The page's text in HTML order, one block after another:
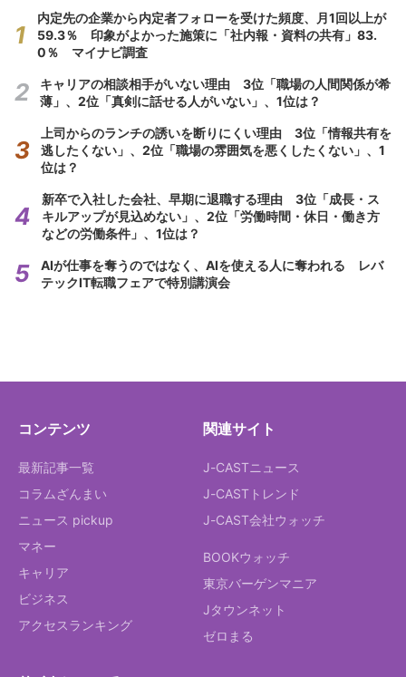
内定先の企業から内定者フォローを受けた頻度、月1回以上が
59.3％ 印象がよかった施策に「社内報・資料の共有」83.
0％ マイナビ調査
キャリアの相談相手がいない理由 3位「職場の人間関係が希
薄」、2位「真剣に話せる人がいない」、1位は？
上司からのランチの誘いを断りにくい理由 3位「情報共有を
逃したくない」、2位「職場の雰囲気を悪くしたくない」、1
位は？
新卒で入社した会社、早期に退職する理由 3位「成長・ス
キルアップが見込めない」、2位「労働時間・休日・働き方
などの労働条件」、1位は？
AIが仕事を奪うのではなく、AIを使える人に奪われる レバ
テックIT転職フェアで特別講演会
コンテンツ
最新記事一覧
コラムざんまい
ニュース pickup
マネー
キャリア
ビジネス
アクセスランキング
関連サイト
J-CASTニュース
J-CASTトレンド
J-CAST会社ウォッチ
BOOKウォッチ
東京バーゲンマニア
Jタウンネット
ゼロまる